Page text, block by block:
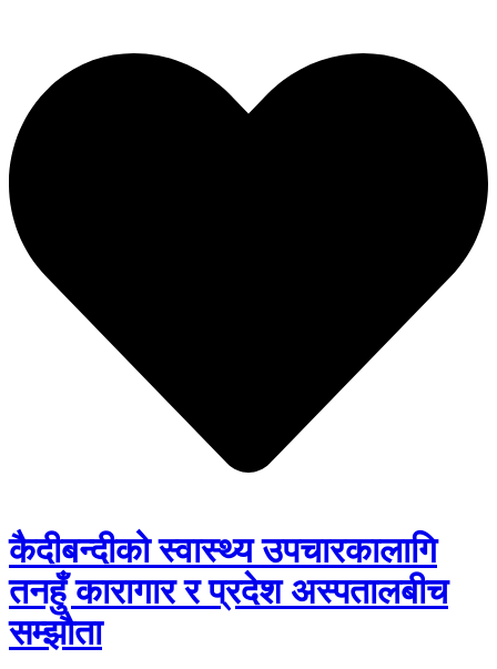
कैदीबन्दीको स्वास्थ्य उपचारकालागि
तनहुँ कारागार र प्रदेश अस्पतालबीच
सम्झौता